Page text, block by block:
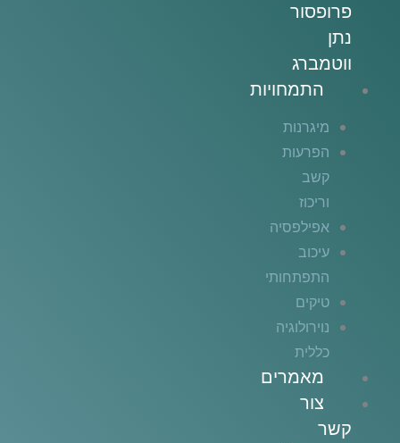
פרופסור
נתן
ווטמברג
התמחויות
מיגרנות
הפרעות
קשב
וריכוז
אפילפסיה
עיכוב
התפתחותי
טיקים
נוירולוגיה
כללית
מאמרים
צור
קשר